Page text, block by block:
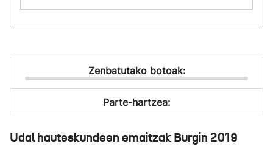
Zenbatutako botoak:
Parte-hartzea:
Udal hauteskundeen emaitzak Burgin 2019